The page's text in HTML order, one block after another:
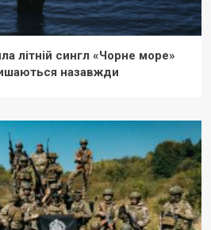
літній сингл «Чорне море»
назавжди